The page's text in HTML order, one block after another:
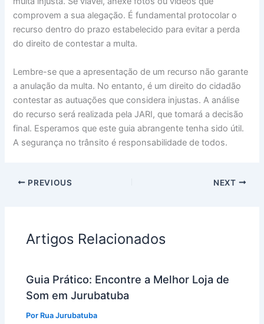
comprovem a sua alegação. É fundamental protocolar o
recurso dentro do prazo estabelecido para evitar a perda
do direito de contestar a multa.
Lembre-se que a apresentação de um recurso não garante
a anulação da multa. No entanto, é um direito do cidadão
contestar as autuações que considera injustas. A análise
do recurso será realizada pela JARI, que tomará a decisão
final. Esperamos que este guia abrangente tenha sido útil.
A segurança no trânsito é responsabilidade de todos.
PREVIOUS NEXT
Artigos Relacionados
Guia Prático: Encontre a Melhor Loja de
Som em Jurubatuba
Por Rua Jurubatuba